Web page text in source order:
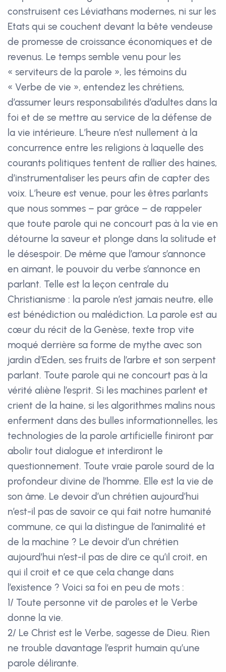
construisent ces Léviathans modernes, ni sur les
Etats qui se couchent devant la bête vendeuse
de promesse de croissance économiques et de
revenus. Le temps semble venu pour les
« serviteurs de la parole », les témoins du
« Verbe de vie », entendez les chrétiens,
d’assumer leurs responsabilités d’adultes dans la
foi et de se mettre au service de la défense de
la vie intérieure. L’heure n’est nullement à la
concurrence entre les religions à laquelle des
courants politiques tentent de rallier des haines,
d’instrumentaliser les peurs afin de capter des
voix. L’heure est venue, pour les êtres parlants
que nous sommes – par grâce – de rappeler
que toute parole qui ne concourt pas à la vie en
détourne la saveur et plonge dans la solitude et
le désespoir. De même que l’amour s’annonce
en aimant, le pouvoir du verbe s’annonce en
parlant. Telle est la leçon centrale du
Christianisme : la parole n’est jamais neutre, elle
est bénédiction ou malédiction. La parole est au
cœur du récit de la Genèse, texte trop vite
moqué derrière sa forme de mythe avec son
jardin d’Eden, ses fruits de l’arbre et son serpent
parlant. Toute parole qui ne concourt pas à la
vérité aliène l’esprit. Si les machines parlent et
crient de la haine, si les algorithmes malins nous
enferment dans des bulles informationnelles, les
technologies de la parole artificielle finiront par
abolir tout dialogue et interdiront le
questionnement. Toute vraie parole sourd de la
profondeur divine de l’homme. Elle est la vie de
son âme. Le devoir d’un chrétien aujourd’hui
n’est-il pas de savoir ce qui fait notre humanité
commune, ce qui la distingue de l’animalité et
de la machine ? Le devoir d’un chrétien
aujourd’hui n’est-il pas de dire ce qu’il croit, en
qui il croit et ce que cela change dans
l’existence ? Voici sa foi en peu de mots :
1/ Toute personne vit de paroles et le Verbe
donne la vie.
2/ Le Christ est le Verbe, sagesse de Dieu. Rien
ne trouble davantage l’esprit humain qu’une
parole délirante.